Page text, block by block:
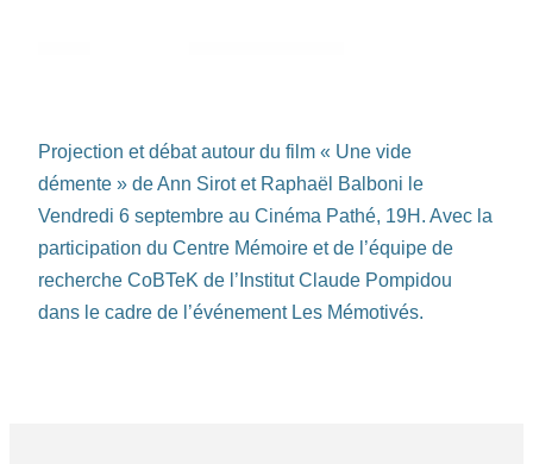
Projection et débat autour du film « Une vide
démente » de Ann Sirot et Raphaël Balboni le
Vendredi 6 septembre au Cinéma Pathé, 19H. Avec la
participation du Centre Mémoire et de l’équipe de
recherche CoBTeK de l’Institut Claude Pompidou
dans le cadre de l’événement Les Mémotivés.